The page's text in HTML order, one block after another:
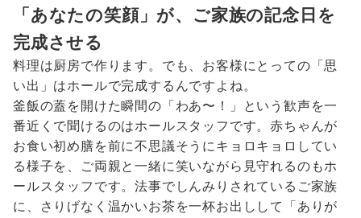
「あなたの笑顔」が、ご家族の記念日を
完成させる
料理は厨房で作ります。でも、お客様にとっての「思
い出」はホールで完成するんですよね。
釜飯の蓋を開けた瞬間の「わあ〜！」という歓声を一
番近くで聞けるのはホールスタッフです。赤ちゃんが
お食い初め膳を前に不思議そうにキョロキョロしてい
る様子を、ご両親と一緒に笑いながら見守れるのもホ
ールスタッフです。法事でしんみりされているご家族
に、さりげなく温かいお茶を一杯お出しして「ありが